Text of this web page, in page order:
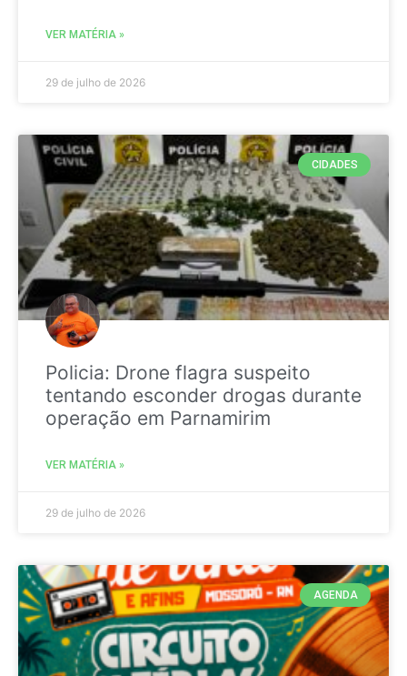
VER MATÉRIA »
29 de julho de 2026
CIDADES
Policia: Drone flagra suspeito
tentando esconder drogas durante
operação em Parnamirim
VER MATÉRIA »
29 de julho de 2026
AGENDA